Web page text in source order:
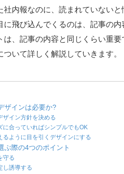
内報なのに、読まれていないと
に飛び込んでくるのは、記事の
は、記事の内容と同じくらい重
いて詳しく解説していきます。
ザインは必要か?
ザイン方針を決める
に合っていればシンプルでもOK
るように目を引くデザインにする
ぶ際の4つのポイント
守る
し誘導する